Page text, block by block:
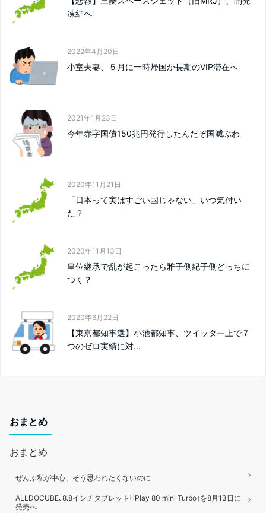
凍結へ
2022年4月20日
小室夫妻、５月に一時帰国か長期のVIP滞在へ
2021年1月23日
今年赤字国債150兆円発行したんだぞ国滅ぶわ
2020年11月21日
「日本って実はすごい国じゃない」いつ気付い
た？
2020年11月13日
皇位継承で乱が起こったら雅子側紀子側どっちに
つく？
2020年6月22日
【東京都知事選】小池都知事、ツイッター上で７
つのゼロ実績に対...
おまとめ
おまとめ
ぜんぶ私が中心、そう思われたくないのに
ALLDOCUBE､8.8インチタブレット｢iPlay 80 mini Turbo｣を8月13日に
発売へ